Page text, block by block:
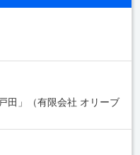
田」（有限会社 オリーブ